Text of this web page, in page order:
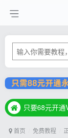
只要68元开通VIP会员，终
只要68元开通VIP会员，终
首页 免费教程